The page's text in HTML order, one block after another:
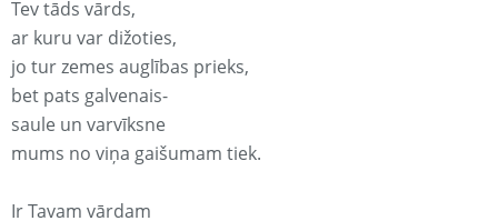
Tev tāds vārds,
ar kuru var dižoties,
jo tur zemes auglības prieks,
bet pats galvenais-
saule un varvīksne
mums no viņa gaišumam tiek.
Ir Tavam vārdam